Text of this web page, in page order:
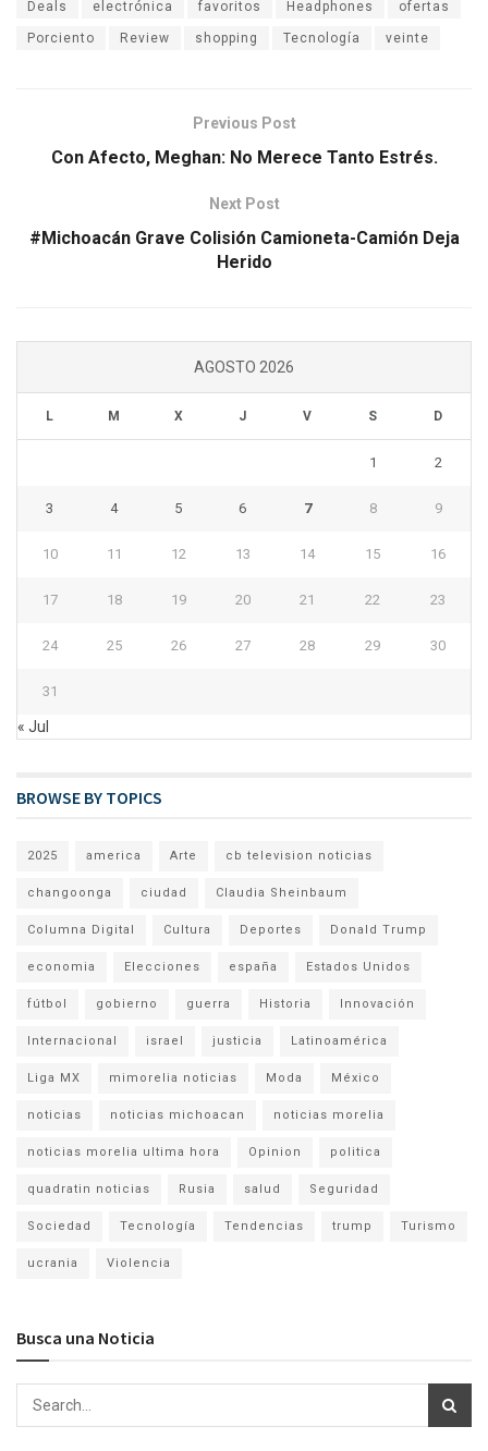
Deals electrónica favoritos Headphones ofertas
Porciento Review shopping Tecnología veinte
Previous Post
Con Afecto, Meghan: No Merece Tanto Estrés.
Next Post
#Michoacán Grave Colisión Camioneta-Camión Deja
Herido
AGOSTO 2026
L M X J V S D
1 2
3 4 5 6 7 8 9
10 11 12 13 14 15 16
17 18 19 20 21 22 23
24 25 26 27 28 29 30
31
« Jul
BROWSE BY TOPICS
2025 america Arte cb television noticias
changoonga ciudad Claudia Sheinbaum
Columna Digital Cultura Deportes Donald Trump
economia Elecciones españa Estados Unidos
fútbol gobierno guerra Historia Innovación
Internacional israel justicia Latinoamérica
Liga MX mimorelia noticias Moda México
noticias noticias michoacan noticias morelia
noticias morelia ultima hora Opinion politica
quadratin noticias Rusia salud Seguridad
Sociedad Tecnología Tendencias trump Turismo
ucrania Violencia
Busca una Noticia